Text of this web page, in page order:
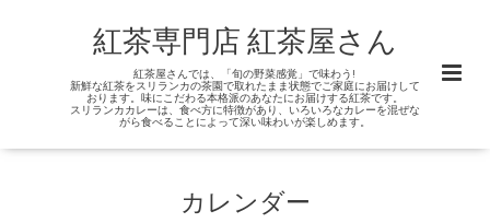
紅茶専門店 紅茶屋さん
紅茶屋さんでは、「旬の野菜感覚」で味わう!
新鮮な紅茶をスリランカの茶園で取れたまま状態でご家庭にお届けして
おります。味にこだわる本格派のあなたにお届けする紅茶です。
スリランカカレーは、食べ方に特徴があり、いろいろなカレーを混ぜな
がら食べることによって深い味わいが楽しめます。
カレンダー